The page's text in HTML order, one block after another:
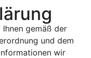
gemäß der
und dem
wir